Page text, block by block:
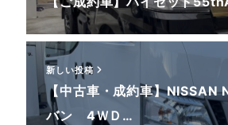
新しい投稿
【中古車・成約車】NISSAN
バン 4ＷＤ…